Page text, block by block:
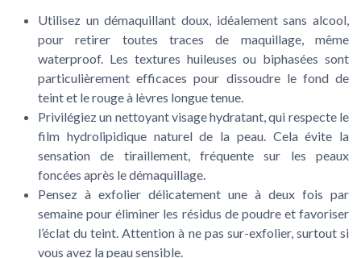
Utilisez un démaquillant doux, idéalement sans alcool,
pour retirer toutes traces de maquillage, même
waterproof. Les textures huileuses ou biphasées sont
particulièrement efficaces pour dissoudre le fond de
teint et le rouge à lèvres longue tenue.
Privilégiez un nettoyant visage hydratant, qui respecte le
film hydrolipidique naturel de la peau. Cela évite la
sensation de tiraillement, fréquente sur les peaux
foncées après le démaquillage.
Pensez à exfolier délicatement une à deux fois par
semaine pour éliminer les résidus de poudre et favoriser
l’éclat du teint. Attention à ne pas sur-exfolier, surtout si
vous avez la peau sensible.